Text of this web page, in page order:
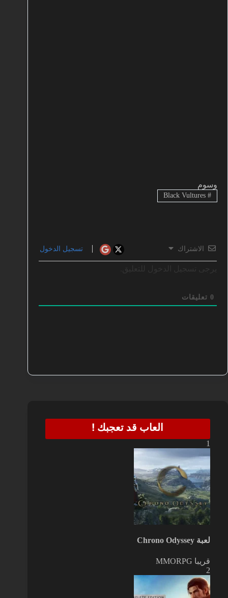
وسوم
#
Black Vultures
الاشتراك تسجيل الدخول
0 تعليقات
العاب قد تعجبك !
1
لعبة Chrono Odyssey
قريبا MMORPG
2